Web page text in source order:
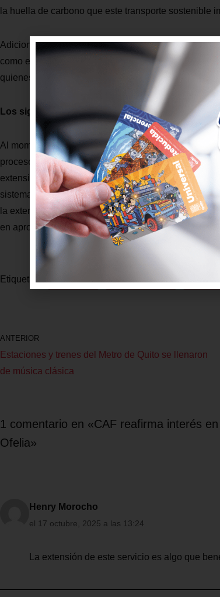
la huella de carbono que este transporte sostenible
Adicional al CAF, el Metro de Quito ha realizado
como el Banco Mundial, el Banco Interamericano
quienes mantienen el interés en ser parte de este
Los siguientes pasos para el Metro de Quito
Al momento, el Metro de Quito realizó la apertura
proceso de contratación de una consultoría para los
extensión hacia La Ofelia, propuestas de
sistema actual. Con los planos definitivos se
la extensión y poder contar ya con una línea
en aproximadamente 42 minutos, movilizando a más
Etiquetas:
ANTERIOR
Estaciones y trenes del Metro de Quito se llenaron
de música clásica
1 comentario en «CAF reafirma interés
Ofelia»
Henry Morocho
el 17 octubre, 2025 a las 13:24
La extensión de este servicio es algo que